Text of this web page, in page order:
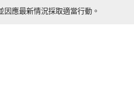
應最新情況採取適當行動。